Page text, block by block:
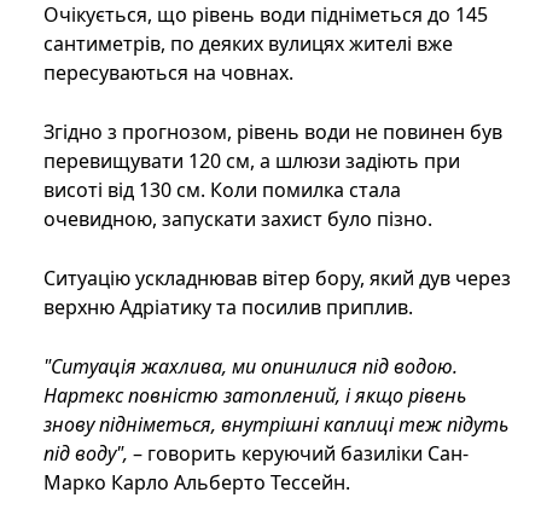
Очікується, що рівень води підніметься до 145
сантиметрів, по деяких вулицях жителі вже
пересуваються на човнах.
Згідно з прогнозом, рівень води не повинен був
перевищувати 120 см, а шлюзи задіють при
висоті від 130 см. Коли помилка стала
очевидною, запускати захист було пізно.
Ситуацію ускладнював вітер бору, який дув через
верхню Адріатику та посилив приплив.
"Ситуація жахлива, ми опинилися під водою.
Нартекс повністю затоплений, і якщо рівень
знову підніметься, внутрішні каплиці теж підуть
під воду", – говорить керуючий базиліки Сан-
Марко Карло Альберто Тессейн.